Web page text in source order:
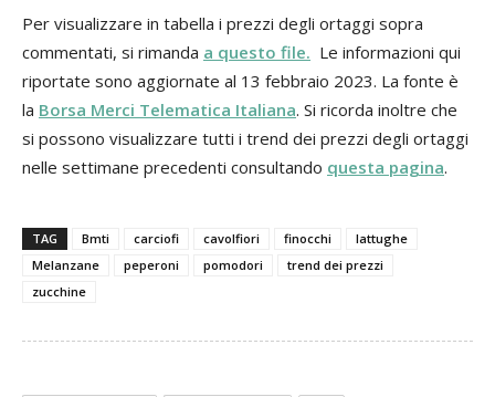
Per visualizzare in tabella i prezzi degli ortaggi sopra
commentati, si rimanda a questo file. Le informazioni qui
riportate sono aggiornate al 13 febbraio 2023. La fonte è
la Borsa Merci Telematica Italiana. Si ricorda inoltre che
si possono visualizzare tutti i trend dei prezzi degli ortaggi
nelle settimane precedenti consultando questa pagina.
TAG Bmti carciofi cavolfiori finocchi
lattughe
Melanzane
peperoni pomodori
trend dei prezzi
zucchine